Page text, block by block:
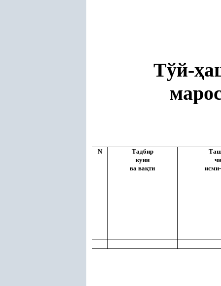
Тўй-ҳ
N
Тадбир
куни
ва вақти